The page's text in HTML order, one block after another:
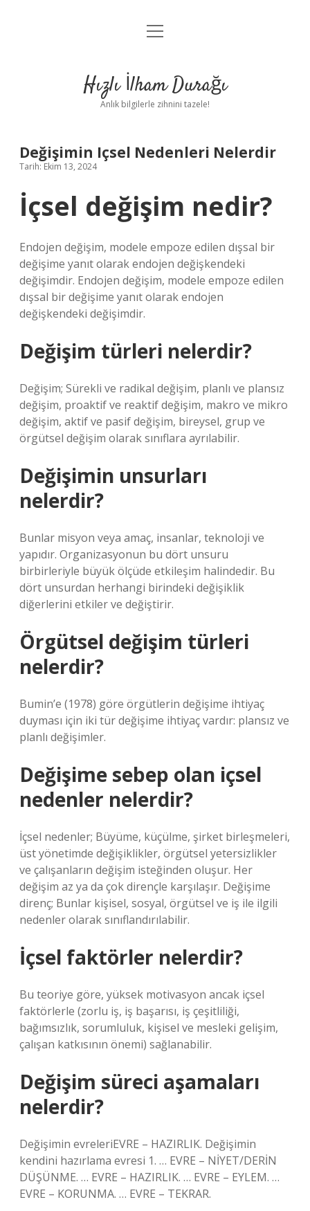
Anasayfa
Yasal Uyarı
menüyü
Hızlı İlham Durağı
Anlık bilgilerle zihnini tazele!
Değişimin Içsel Nedenleri Nelerdir
Tarih: Ekim 13, 2024
İçsel değişim nedir?
Endojen değişim, modele empoze edilen dışsal bir
değişime yanıt olarak endojen değişkendeki
değişimdir. Endojen değişim, modele empoze edilen
dışsal bir değişime yanıt olarak endojen
değişkendeki değişimdir.
Değişim türleri nelerdir?
Değişim; Sürekli ve radikal değişim, planlı ve plansız
değişim, proaktif ve reaktif değişim, makro ve mikro
değişim, aktif ve pasif değişim, bireysel, grup ve
örgütsel değişim olarak sınıflara ayrılabilir.
Değişimin unsurları
nelerdir?
Bunlar misyon veya amaç, insanlar, teknoloji ve
yapıdır. Organizasyonun bu dört unsuru
birbirleriyle büyük ölçüde etkileşim halindedir. Bu
dört unsurdan herhangi birindeki değişiklik
diğerlerini etkiler ve değiştirir.
Örgütsel değişim türleri
nelerdir?
Bumin’e (1978) göre örgütlerin değişime ihtiyaç
duyması için iki tür değişime ihtiyaç vardır: plansız ve
planlı değişimler.
Değişime sebep olan içsel
nedenler nelerdir?
İçsel nedenler; Büyüme, küçülme, şirket birleşmeleri,
üst yönetimde değişiklikler, örgütsel yetersizlikler
ve çalışanların değişim isteğinden oluşur. Her
değişim az ya da çok dirençle karşılaşır. Değişime
direnç; Bunlar kişisel, sosyal, örgütsel ve iş ile ilgili
nedenler olarak sınıflandırılabilir.
İçsel faktörler nelerdir?
Bu teoriye göre, yüksek motivasyon ancak içsel
faktörlerle (zorlu iş, iş başarısı, iş çeşitliliği,
bağımsızlık, sorumluluk, kişisel ve mesleki gelişim,
çalışan katkısının önemi) sağlanabilir.
Değişim süreci aşamaları
nelerdir?
Değişimin evreleriEVRE – HAZIRLIK. Değişimin
kendini hazırlama evresi 1. … EVRE – NİYET/DERİN
DÜŞÜNME. … EVRE – HAZIRLIK. … EVRE – EYLEM. …
EVRE – KORUNMA. … EVRE – TEKRAR.